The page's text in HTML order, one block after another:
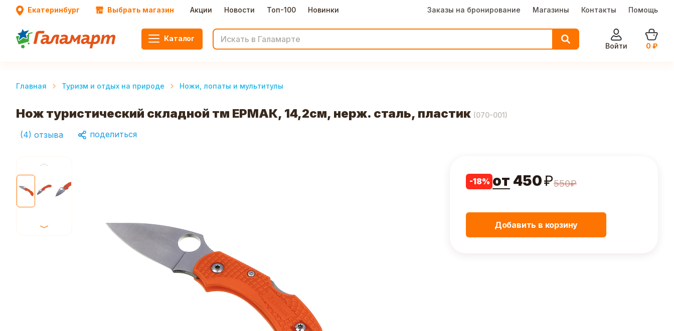
Екатеринбург Выбрать магазин Акции Новости Топ-100 Новинки Заказы на бронирование Магазины Контакты Помощь
Каталог
Войти
0 ₽
Главная Туризм и отдых на природе Ножи, лопаты и мультитулы
Нож туристический складной тм ЕРМАК, 14,2см, нерж. сталь, пластик (070-001)
(4) отзыва поделиться
-18% от 450₽550₽
Добавить в корзину